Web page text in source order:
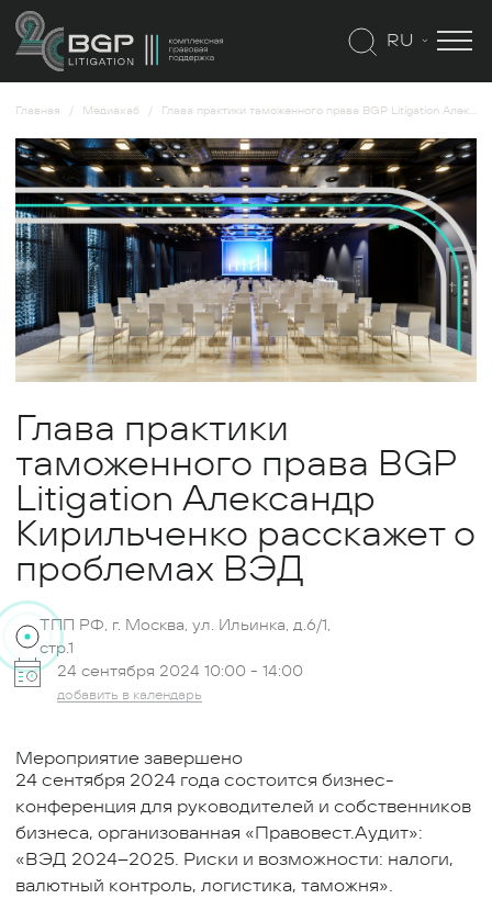
RU
Главная Медиахаб Глава практики таможенного права BGP Litigation Александр Кирильченко расскажет о проблемах ВЭД
Глава практики
таможенного права BGP
Litigation Александр
Кирильченко расскажет о
проблемах ВЭД
ТПП РФ, г. Москва, ул. Ильинка, д.6/1,
стр.1
24 сентября 2024 10:00 - 14:00
добавить в календарь
Мероприятие завершено
24 сентября 2024 года состоится бизнес-
конференция для руководителей и собственников
бизнеса, организованная «Правовест.Аудит»:
«ВЭД 2024–2025. Риски и возможности: налоги,
валютный контроль, логистика, таможня».